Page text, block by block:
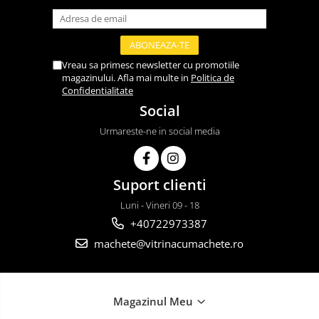
Vreau sa primesc newsletter cu promotiile
magazinului. Afla mai multe in Politica de
Confidentialitate
Social
Urmareste-ne in social media
Suport clienti
Luni - Vineri 09 - 18
+40722973387
machete@vitrinacumachete.ro
Magazinul Meu